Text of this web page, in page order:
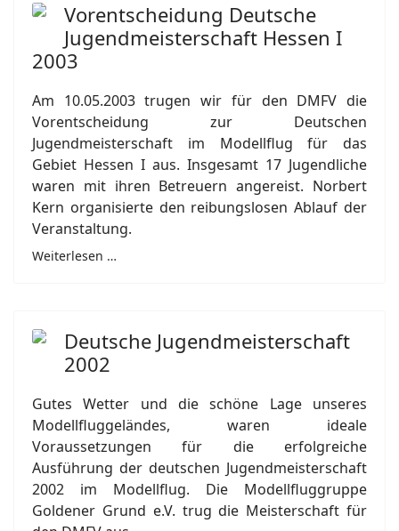
Vorentscheidung Deutsche
Jugendmeisterschaft Hessen I
2003
Am 10.05.2003 trugen wir für den DMFV die
Vorentscheidung zur Deutschen
Jugendmeisterschaft im Modellflug für das
Gebiet Hessen I aus. Insgesamt 17 Jugendliche
waren mit ihren Betreuern angereist. Norbert
Kern organisierte den reibungslosen Ablauf der
Veranstaltung.
Weiterlesen …
Deutsche Jugendmeisterschaft
2002
Gutes Wetter und die schöne Lage unseres
Modellfluggeländes, waren ideale
Voraussetzungen für die erfolgreiche
Ausführung der deutschen Jugendmeisterschaft
2002 im Modellflug. Die Modellfluggruppe
Goldener Grund e.V. trug die Meisterschaft für